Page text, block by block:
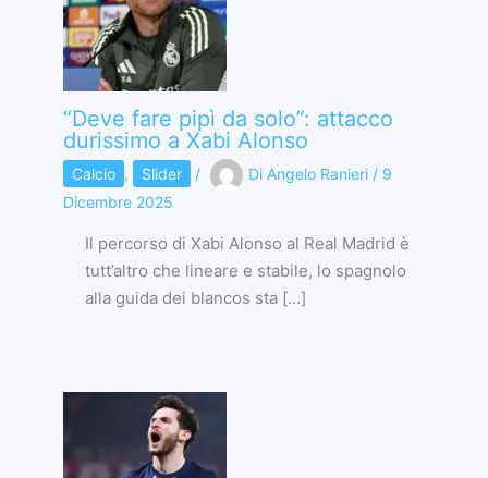
“Deve fare pipì da solo”: attacco
durissimo a Xabi Alonso
Calcio , Slider / Di Angelo Ranieri / 9
Dicembre 2025
Il percorso di Xabi Alonso al Real Madrid è
tutt’altro che lineare e stabile, lo spagnolo
alla guida dei blancos sta […]